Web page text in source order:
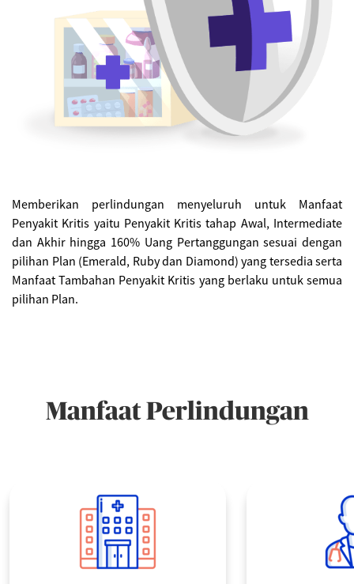
Memberikan perlindungan menyeluruh untuk Manfaat
Penyakit Kritis yaitu Penyakit Kritis tahap Awal, Intermediate
dan Akhir hingga 160% Uang Pertanggungan sesuai dengan
pilihan Plan (Emerald, Ruby dan Diamond) yang tersedia serta
Manfaat Tambahan Penyakit Kritis yang berlaku untuk semua
pilihan Plan.
Manfaat Perlindungan